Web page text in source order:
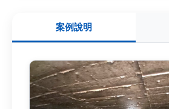
案例說明